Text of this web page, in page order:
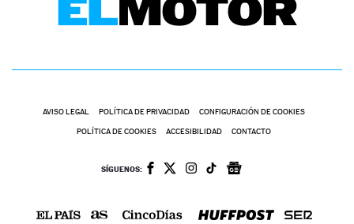
AVISO LEGAL POLÍTICA DE PRIVACIDAD CONFIGURACIÓN DE COOKIES
POLÍTICA DE COOKIES ACCESIBILIDAD CONTACTO
SÍGUENOS: